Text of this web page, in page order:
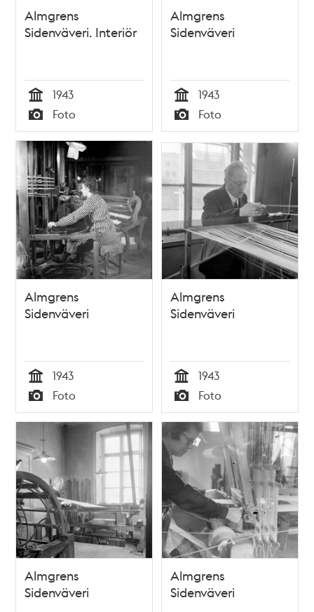
Almgrens
Sidenväveri. Interiör
Tid
1943
Typ
Foto
Almgrens
Sidenväveri
Tid
1943
Typ
Foto
Almgrens
Sidenväveri
Tid
1943
Typ
Foto
Almgrens
Sidenväveri
Tid
1943
Typ
Foto
Almgrens
Sidenväveri
Almgrens
Sidenväveri